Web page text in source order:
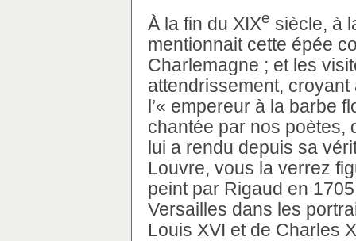
À la fin du XIXe siècle, à
mentionnait cette épée
Charlemagne ; et les
attendrissement,
l’« empereur à la barbe
chantée par nos poètes,
lui a rendu depuis sa
Louvre, vous la verrez
peint par Rigaud en
Versailles dans les
Louis XVI et de Charles